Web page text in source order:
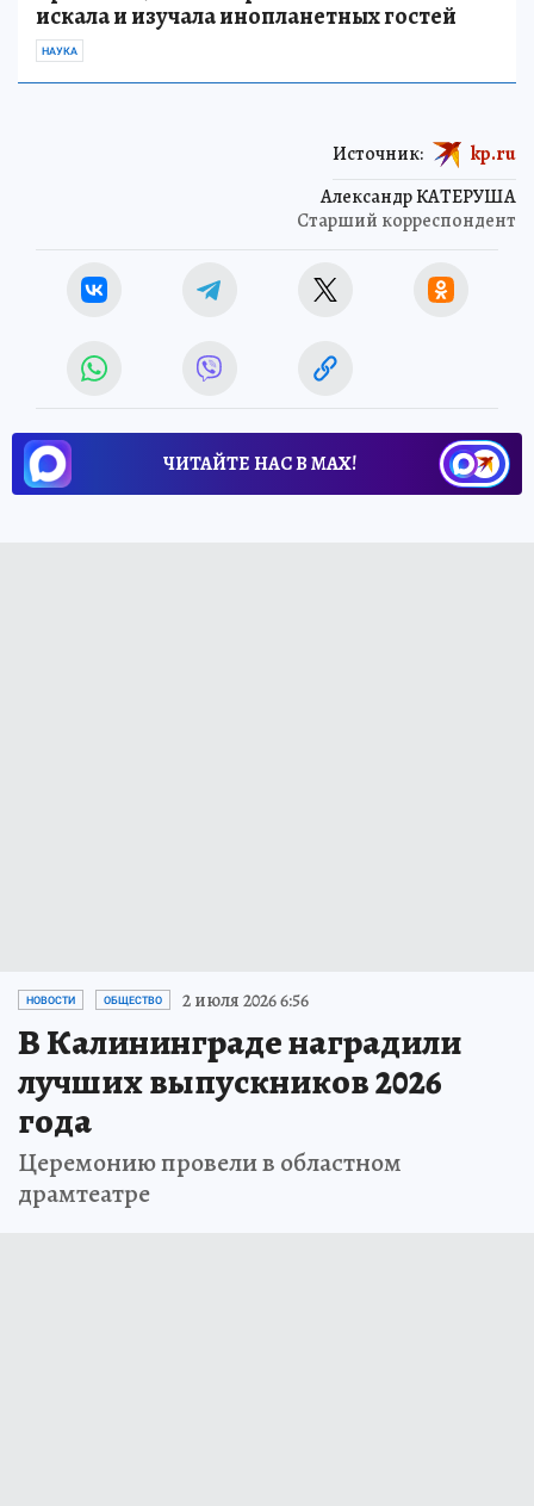
искала и изучала инопланетных гостей
НАУКА
Александр КАТЕРУША
Старший корреспондент
Источник: kp.ru
ЧИТАЙТЕ НАС В МАХ!
НОВОСТИ ОБЩЕСТВО 2 июля 2026 6:56
В Калининграде наградили
лучших выпускников 2026
года
Церемонию провели в областном
драмтеатре